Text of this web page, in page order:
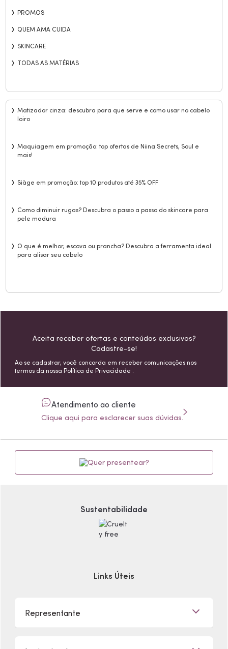
PROMOS
QUEM AMA CUIDA
SKINCARE
TODAS AS MATÉRIAS
Matizador cinza: descubra para que serve e como usar no cabelo
loiro
Maquiagem em promoção: top ofertas de Niina Secrets, Soul e
mais!
Siàge em promoção: top 10 produtos até 35% OFF
Como diminuir rugas? Descubra o passo a passo do skincare para
pele madura
O que é melhor, escova ou prancha? Descubra a ferramenta ideal
para alisar seu cabelo
Aceita receber ofertas e conteúdos exclusivos?
Cadastre-se!
Ao se cadastrar, você concorda em receber comunicações nos
termos da nossa Política de Privacidade
Atendimento ao cliente
Clique aqui para esclarecer suas dúvidas.
Quer presentear?
Sustentabilidade
Links Úteis
Representante